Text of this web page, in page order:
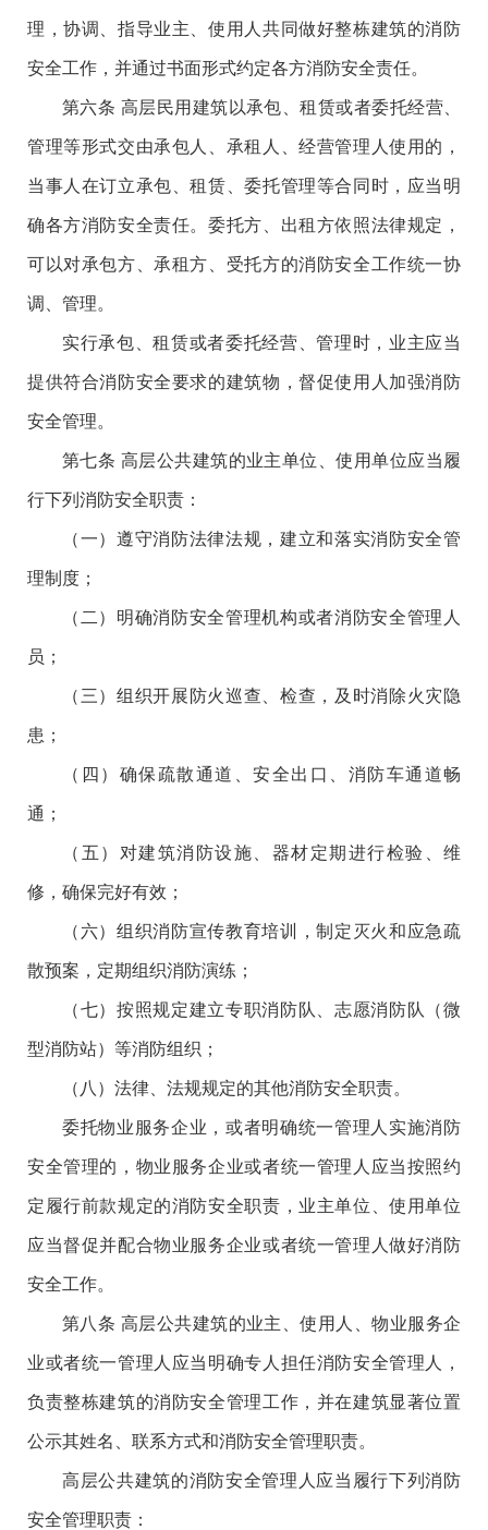
理，协调、指导业主、使用人共同做好整栋建筑的消防
安全工作，并通过书面形式约定各方消防安全责任。
第六条 高层民用建筑以承包、租赁或者委托经营、
管理等形式交由承包人、承租人、经营管理人使用的，
当事人在订立承包、租赁、委托管理等合同时，应当明
确各方消防安全责任。委托方、出租方依照法律规定，
可以对承包方、承租方、受托方的消防安全工作统一协
调、管理。
实行承包、租赁或者委托经营、管理时，业主应当
提供符合消防安全要求的建筑物，督促使用人加强消防
安全管理。
第七条 高层公共建筑的业主单位、使用单位应当履
行下列消防安全职责：
（一）遵守消防法律法规，建立和落实消防安全管
理制度；
（二）明确消防安全管理机构或者消防安全管理人
员；
（三）组织开展防火巡查、检查，及时消除火灾隐
患；
（四）确保疏散通道、安全出口、消防车通道畅
通；
（五）对建筑消防设施、器材定期进行检验、维
修，确保完好有效；
（六）组织消防宣传教育培训，制定灭火和应急疏
散预案，定期组织消防演练；
（七）按照规定建立专职消防队、志愿消防队（微
型消防站）等消防组织；
（八）法律、法规规定的其他消防安全职责。
委托物业服务企业，或者明确统一管理人实施消防
安全管理的，物业服务企业或者统一管理人应当按照约
定履行前款规定的消防安全职责，业主单位、使用单位
应当督促并配合物业服务企业或者统一管理人做好消防
安全工作。
第八条 高层公共建筑的业主、使用人、物业服务企
业或者统一管理人应当明确专人担任消防安全管理人，
负责整栋建筑的消防安全管理工作，并在建筑显著位置
公示其姓名、联系方式和消防安全管理职责。
高层公共建筑的消防安全管理人应当履行下列消防
安全管理职责：